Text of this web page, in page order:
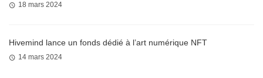
18 mars 2024
Hivemind lance un fonds dédié à l’art numérique NFT
14 mars 2024